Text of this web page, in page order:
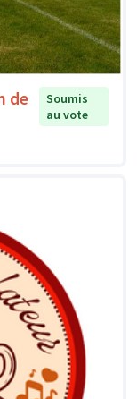
de
Soumis
au vote